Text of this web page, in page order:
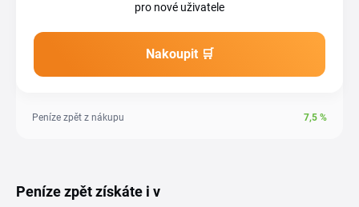
pro nové uživatele
Nakoupit 🛒
Peníze zpět z nákupu 7,5 %
Peníze zpět získáte i v